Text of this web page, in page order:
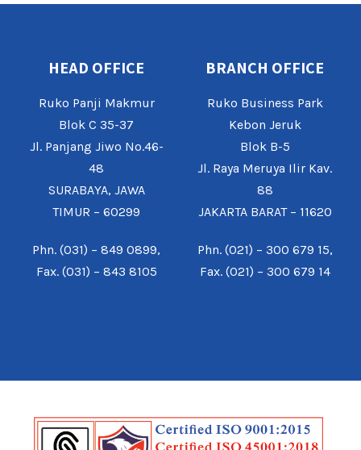
HEAD OFFICE
Ruko Panji Makmur
Blok C 35-37
Jl. Panjang Jiwo No.46-
48
SURABAYA, JAWA
TIMUR – 60299
Phn. (031) – 849 0899,
Fax. (031) – 843 8105
BRANCH OFFICE
Ruko Business Park
Kebon Jeruk
Blok B-5
Jl. Raya Meruya Ilir Kav.
88
JAKARTA BARAT – 11620
Phn. (021) – 300 679 15,
Fax. (021) – 300 679 14